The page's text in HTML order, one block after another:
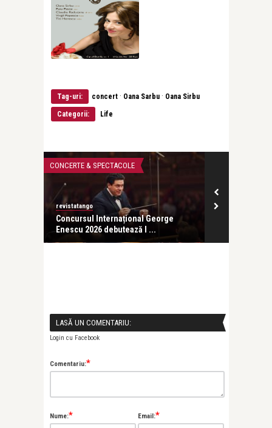
Tag-uri: concert · Oana Sarbu · Oana Sirbu
Categorii: Life
CONCERTE & SPECTACOLE
revistatango
Concursul Internațional George
Enescu 2026 debutează l ...
LASĂ UN COMENTARIU:
Login cu Facebook
Comentariu:*
Nume:* Email:*